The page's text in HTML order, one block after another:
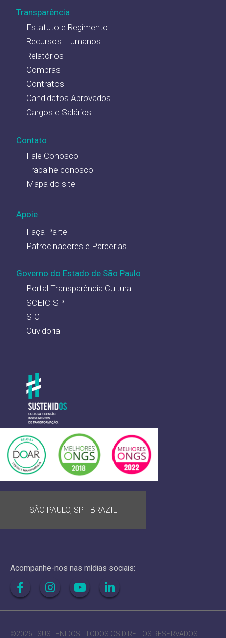
Transparência
Estatuto e Regimento
Recursos Humanos
Relatórios
Compras
Contratos
Candidatos Aprovados
Cargos e Salários
Contato
Fale Conosco
Trabalhe conosco
Mapa do site
Apoie
Faça Parte
Patrocinadores e Parcerias
Governo do Estado de São Paulo
Portal Transparência Cultura
SCEIC-SP
SIC
Ouvidoria
SÃO PAULO, SP - BRAZIL
Acompanhe-nos nas mídias sociais:
©2026 - SUSTENIDOS - TODOS OS DIREITOS RESERVADOS